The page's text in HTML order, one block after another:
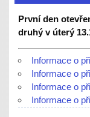
První den
druhý v úterý
Informace o
Informace o
Informace o
Informace o